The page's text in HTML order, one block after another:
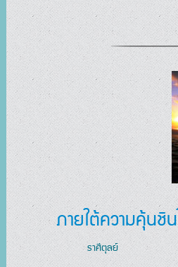
ภายใต้ความคุ้นชิ
ราศีตุลย์